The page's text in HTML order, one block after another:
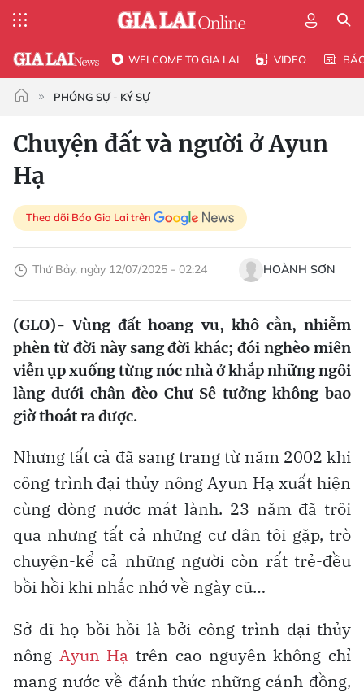
WELCOME TO GIA LAI VIDEO
PHÓNG SỰ - KÝ SỰ
Chuyện đất và người ở Ayun
Hạ
Theo dõi Báo Gia Lai trên
Thứ Bảy, ngày 12/07/2025 - 02:24 HOÀNH SƠN
(GLO)- Vùng đất hoang vu, khô cằn, nhiễm
phèn từ đời này sang đời khác; đói nghèo miên
viễn ụp xuống từng nóc nhà ở khắp những ngôi
làng dưới chân đèo Chư Sê tưởng không bao
giờ thoát ra được.
Nhưng tất cả đã sang trang từ năm 2002 khi
công trình đại thủy nông Ayun Hạ xuất hiện
cùng dòng nước mát lành. 23 năm đã trôi
qua nhưng tất cả những cư dân tôi gặp, trò
chuyện-kể cả những người còn rất trẻ-đều
bồi hồi khi nhắc nhớ về ngày cũ…
Sở dĩ họ bồi hồi là bởi công trình đại thủy
nông Ayun Hạ trên cao nguyên không chỉ
mang nước về đánh thức những cánh đồng,